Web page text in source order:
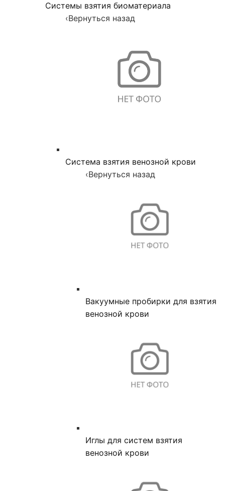
Системы взятия биоматериала
‹Вернуться назад
Система взятия венозной крови
‹Вернуться назад
Вакуумные пробирки для взятия
венозной крови
Иглы для систем взятия
венозной крови